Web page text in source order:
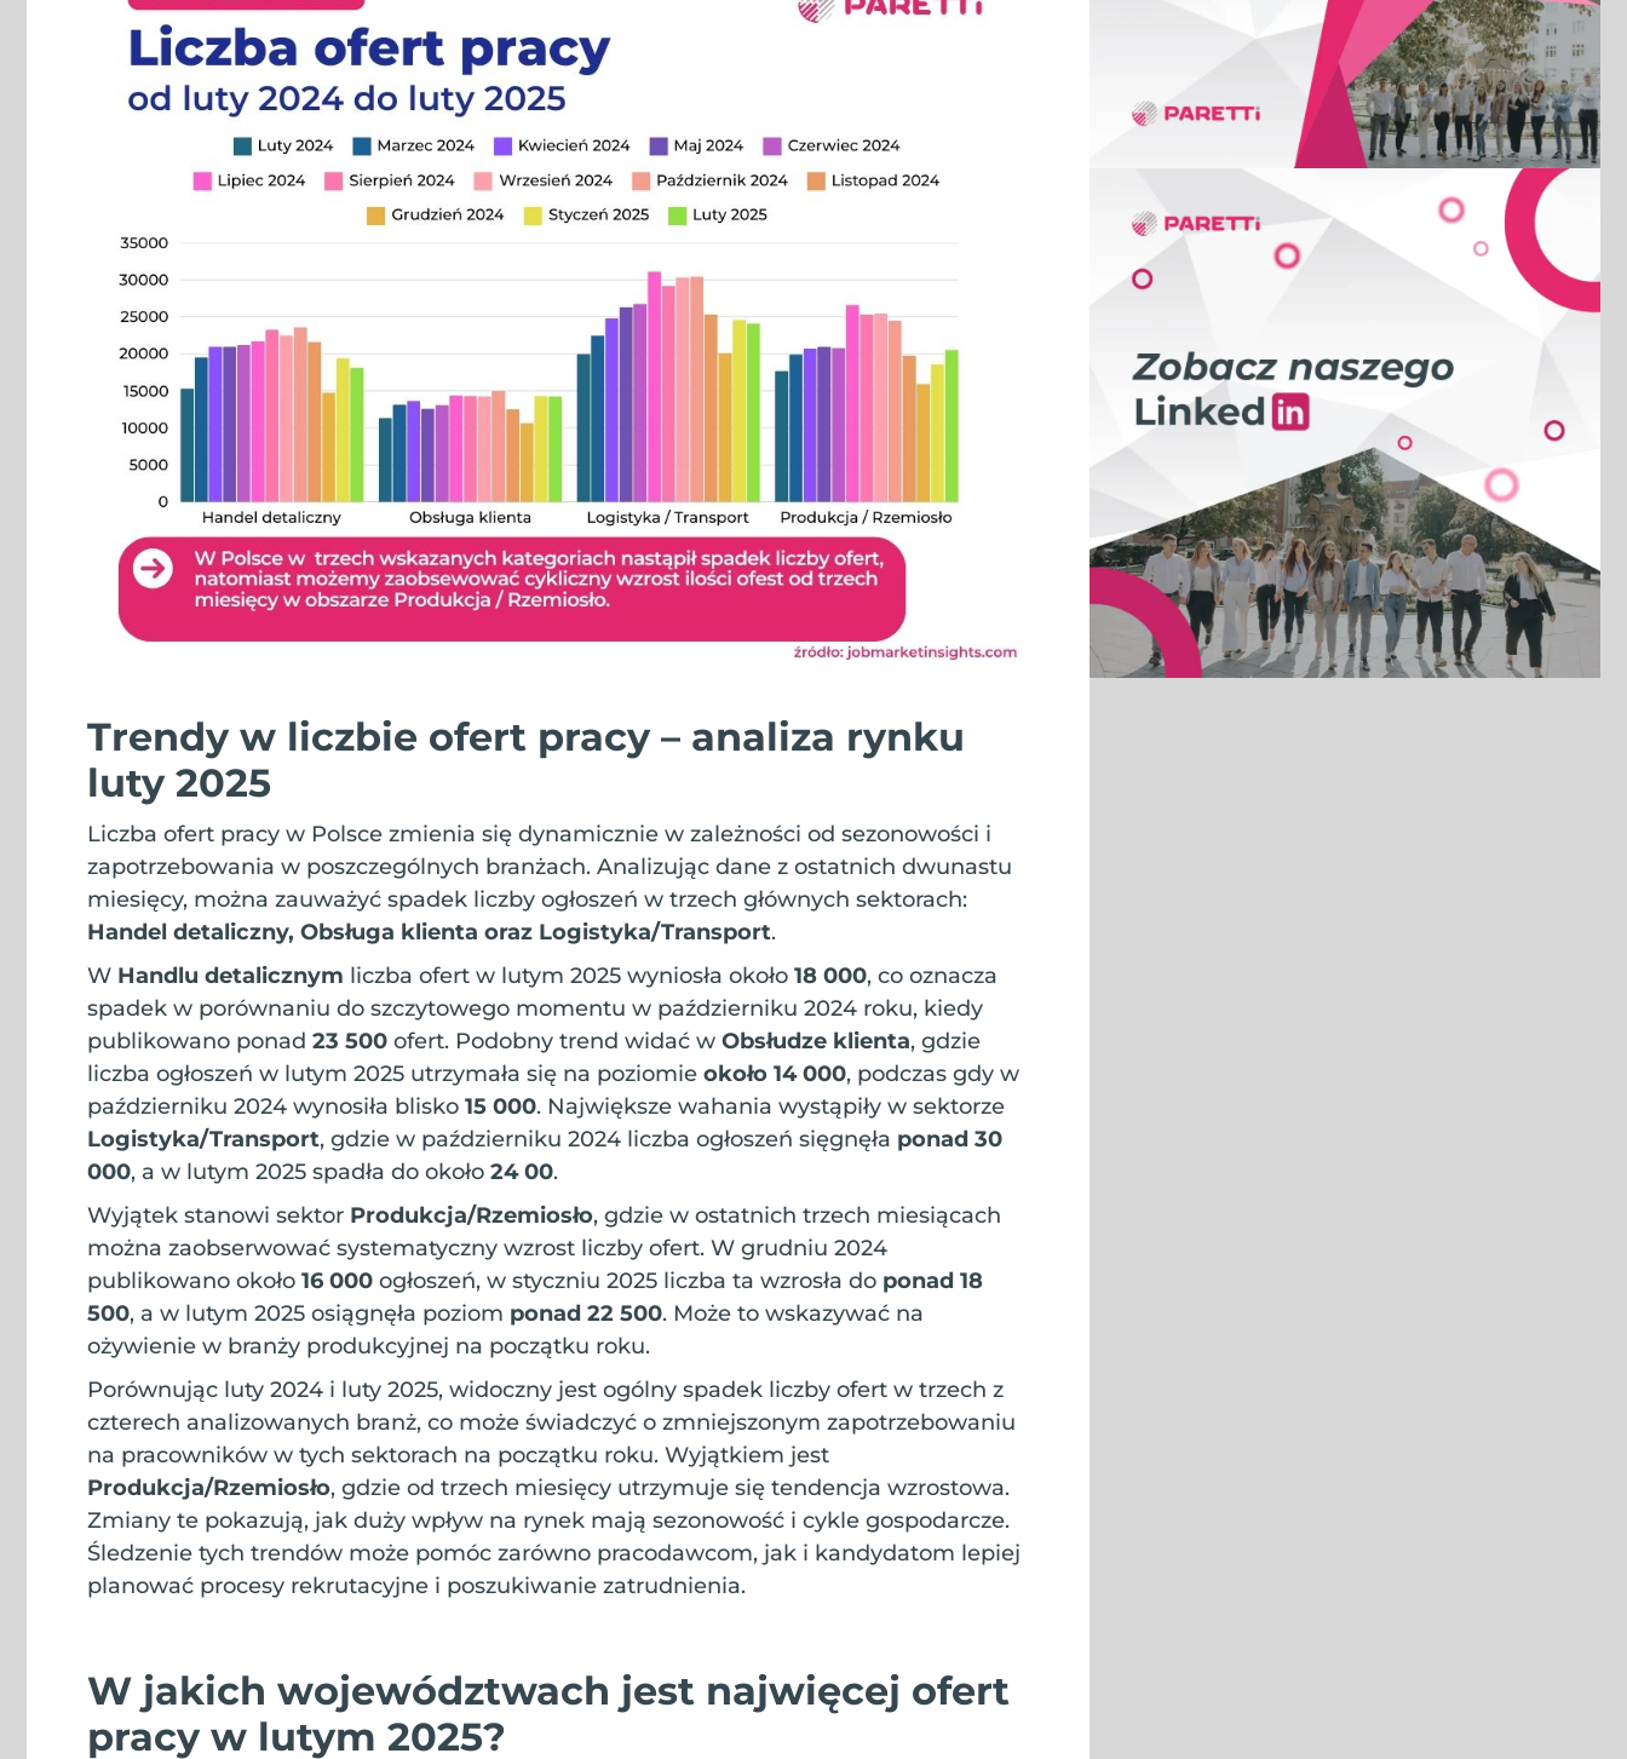
Trendy w liczbie ofert pracy – analiza rynku
luty 2025
Liczba ofert pracy w Polsce zmienia się dynamicznie w zależności od sezonowości i
zapotrzebowania w poszczególnych branżach. Analizując dane z ostatnich dwunastu
miesięcy, można zauważyć spadek liczby ogłoszeń w trzech głównych sektorach:
Handel detaliczny, Obsługa klienta oraz Logistyka/Transport.
W Handlu detalicznym liczba ofert w lutym 2025 wyniosła około 18 000, co oznacza
spadek w porównaniu do szczytowego momentu w październiku 2024 roku, kiedy
publikowano ponad 23 500 ofert. Podobny trend widać w Obsłudze klienta, gdzie
liczba ogłoszeń w lutym 2025 utrzymała się na poziomie około 14 000, podczas gdy w
październiku 2024 wynosiła blisko 15 000. Największe wahania wystąpiły w sektorze
Logistyka/Transport, gdzie w październiku 2024 liczba ogłoszeń sięgnęła ponad 30
000, a w lutym 2025 spadła do około 24 00.
Wyjątek stanowi sektor Produkcja/Rzemiosło, gdzie w ostatnich trzech miesiącach
można zaobserwować systematyczny wzrost liczby ofert. W grudniu 2024
publikowano około 16 000 ogłoszeń, w styczniu 2025 liczba ta wzrosła do ponad 18
500, a w lutym 2025 osiągnęła poziom ponad 22 500. Może to wskazywać na
ożywienie w branży produkcyjnej na początku roku.
Porównując luty 2024 i luty 2025, widoczny jest ogólny spadek liczby ofert w trzech z
czterech analizowanych branż, co może świadczyć o zmniejszonym zapotrzebowaniu
na pracowników w tych sektorach na początku roku. Wyjątkiem jest
Produkcja/Rzemiosło, gdzie od trzech miesięcy utrzymuje się tendencja wzrostowa.
Zmiany te pokazują, jak duży wpływ na rynek mają sezonowość i cykle gospodarcze.
Śledzenie tych trendów może pomóc zarówno pracodawcom, jak i kandydatom lepiej
planować procesy rekrutacyjne i poszukiwanie zatrudnienia.
W jakich województwach jest najwięcej ofert
pracy w lutym 2025?